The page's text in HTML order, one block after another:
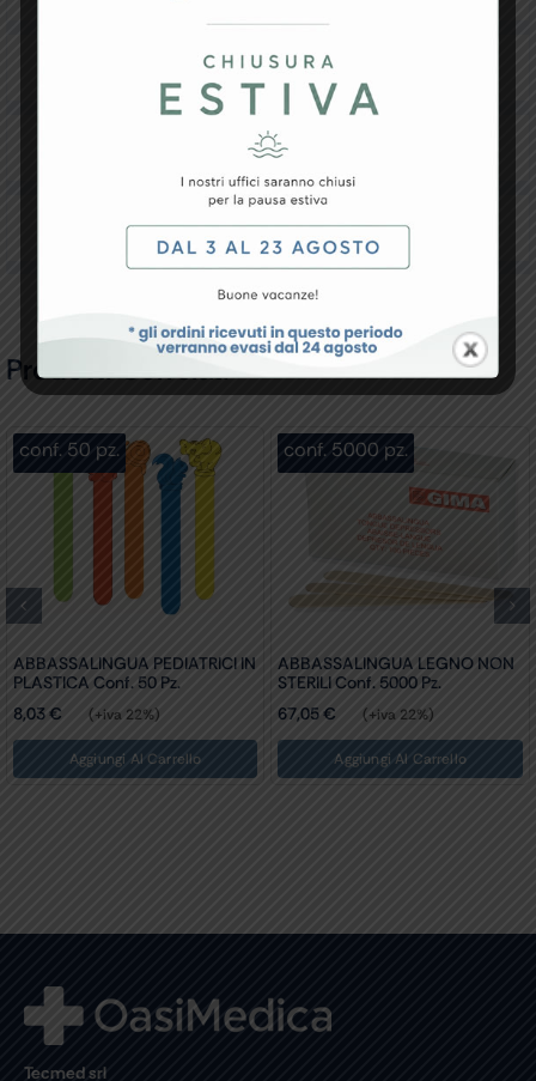
Resi e Garanzia
Recensioni
Prodotti Correlati
conf. 50 pz.
ABBASSALINGUA PEDIATRICI IN
PLASTICA Conf. 50 Pz.
8,03€ (+iva 22%)
Aggiungi Al Carrello
conf. 5000 pz.
ABBASSALINGUA LEGNO NON
STERILI Conf. 5000 Pz.
67,05€ (+iva 22%)
Aggiungi Al Carrello
Tecmed srl